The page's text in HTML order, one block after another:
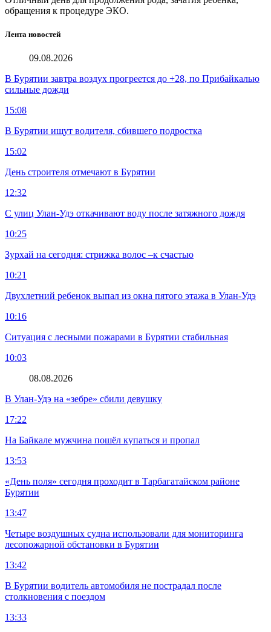
обращения к процедуре ЭКО.
Лента новостей
09.08.2026
В Бурятии завтра воздух прогреется до +28, по Прибайкалью
сильные дожди
15:08
В Бурятии ищут водителя, сбившего подростка
15:02
День строителя отмечают в Бурятии
12:32
С улиц Улан-Удэ откачивают воду после затяжного дождя
10:25
Зурхай на сегодня: стрижка волос –к счастью
10:21
Двухлетний ребенок выпал из окна пятого этажа в Улан-Удэ
10:16
Ситуация с лесными пожарами в Бурятии стабильная
10:03
08.08.2026
В Улан-Удэ на «зебре» сбили девушку
17:22
На Байкале мужчина пошёл купаться и пропал
13:53
«День поля» сегодня проходит в Тарбагатайском районе
Бурятии
13:47
Четыре воздушных судна использовали для мониторинга
лесопожарной обстановки в Бурятии
13:42
В Бурятии водитель автомобиля не пострадал после
столкновения с поездом
13:33